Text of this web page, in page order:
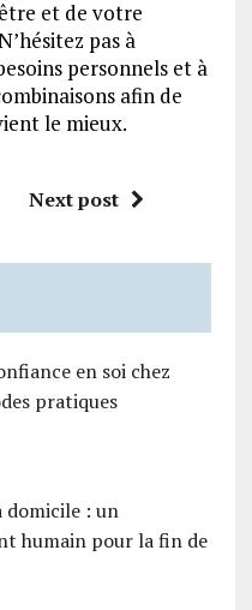
et de votre
pas à
personnels et à
afin de
le mieux.
Next post
en soi chez
pratiques
domicile : un
humain pour la fin de